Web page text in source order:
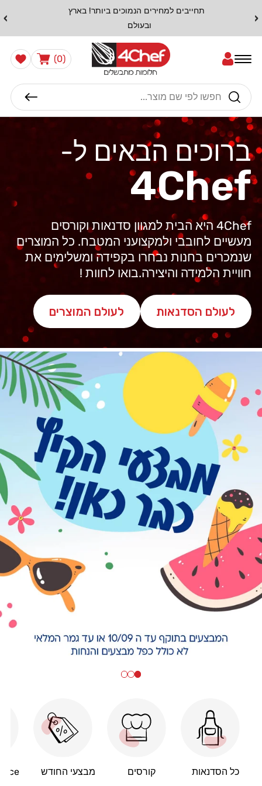
זמני אספקה 5-7 ימי עסקים
0
פריטים
הרשימה
שלי
ברוכים הבאים ל-
4Chef
4Chef היא הבית למגוון סדנאות וקורסים
מעשיים לחובבי ולמקצועני המטבח. כל המוצרים
שנמכרים בחנות נבחרו בקפידה ומשלימים את
חוויית הלמידה והיצירה.בואו לחוות !
לעולם הסדנאות לעולם המוצרים
כל הסדנאות קורסים מבצעי החודש